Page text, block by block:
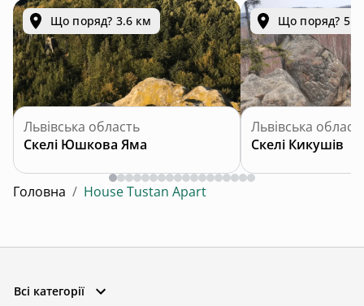
Що поряд? 3.6 км
Львівська область
Скелі Юшкова Яма
Що поряд? 5.9
Львівська
Скелі Кикушів
Головна / House Tustan Apart
Всі категорії